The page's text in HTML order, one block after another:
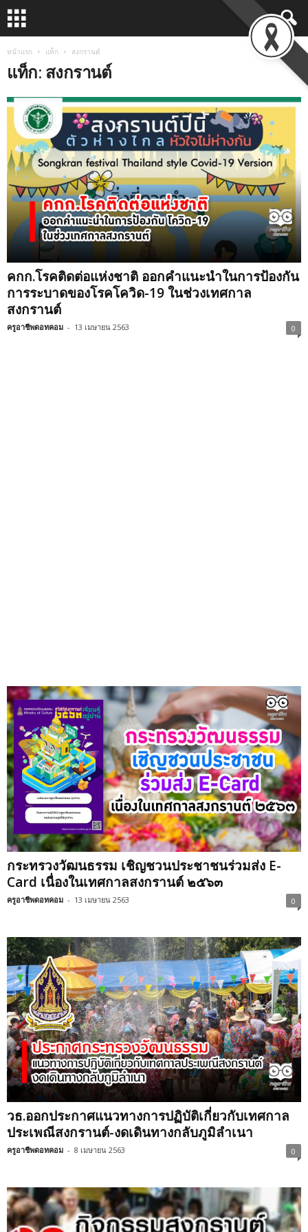
หน้าแรก แท็ก สงกรานต์
แท็ก: สงกรานต์
คกก.โรคติดต่อแห่งชาติ ออกคำแนะนำในการป้องกัน
การระบาดของโรคโควิด-19 ในช่วงเทศกาล
สงกรานต์
ครูอาชีพดอทคอม - 13 เมษายน 2563 0
กระทรวงวัฒนธรรม เชิญชวนประชาชนร่วมส่ง E-
Card เนื่องในเทศกาลสงกรานต์ ๒๕๖๓
ครูอาชีพดอทคอม - 13 เมษายน 2563 0
วธ.ออกประกาศแนวทางการปฏิบัติเกี่ยวกับเทศกาล
ประเพณีสงกรานต์-งดเดินทางกลับภูมิลำเนา
ครูอาชีพดอทคอม - 8 เมษายน 2563 0